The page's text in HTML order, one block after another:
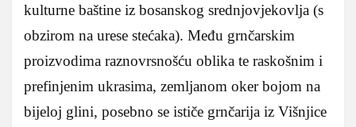
kulturne baštine iz bosanskog srednjovjekovlja (s
obzirom na urese stećaka). Među grnčarskim
proizvodima raznovrsnošću oblika te raskošnim i
prefinjenim ukrasima, zemljanom oker bojom na
bijeloj glini, posebno se ističe grnčarija iz Višnjice